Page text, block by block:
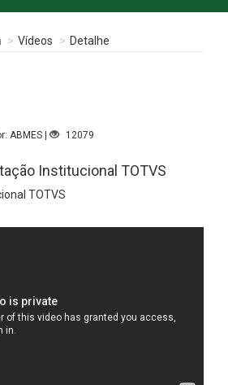
Vídeos Detalhe
ABMES | 12079
Institucional TOTVS
TOTVS